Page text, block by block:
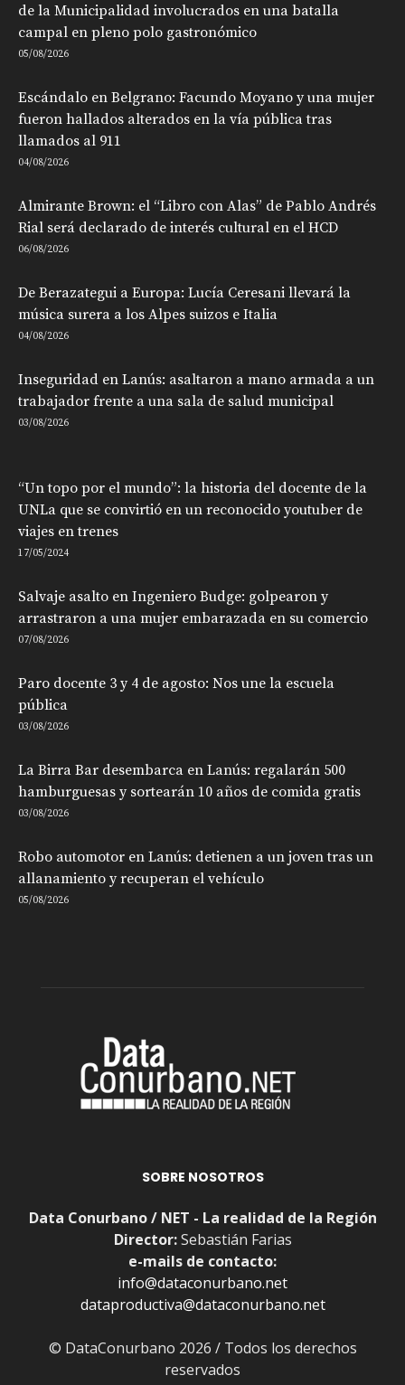
de la Municipalidad involucrados en una batalla
campal en pleno polo gastronómico
05/08/2026
Escándalo en Belgrano: Facundo Moyano y una mujer
fueron hallados alterados en la vía pública tras
llamados al 911
04/08/2026
Almirante Brown: el “Libro con Alas” de Pablo Andrés
Rial será declarado de interés cultural en el HCD
06/08/2026
De Berazategui a Europa: Lucía Ceresani llevará la
música surera a los Alpes suizos e Italia
04/08/2026
Inseguridad en Lanús: asaltaron a mano armada a un
trabajador frente a una sala de salud municipal
03/08/2026
“Un topo por el mundo”: la historia del docente de la
UNLa que se convirtió en un reconocido youtuber de
viajes en trenes
17/05/2024
Salvaje asalto en Ingeniero Budge: golpearon y
arrastraron a una mujer embarazada en su comercio
07/08/2026
Paro docente 3 y 4 de agosto: Nos une la escuela
pública
03/08/2026
La Birra Bar desembarca en Lanús: regalarán 500
hamburguesas y sortearán 10 años de comida gratis
03/08/2026
Robo automotor en Lanús: detienen a un joven tras un
allanamiento y recuperan el vehículo
05/08/2026
SOBRE NOSOTROS
Data Conurbano / NET - La realidad de la Región
Director:Sebastián Farias
e-mails de contacto:
info@dataconurbano.net
dataproductiva@dataconurbano.net
© DataConurbano 2026 / Todos los derechos
reservados